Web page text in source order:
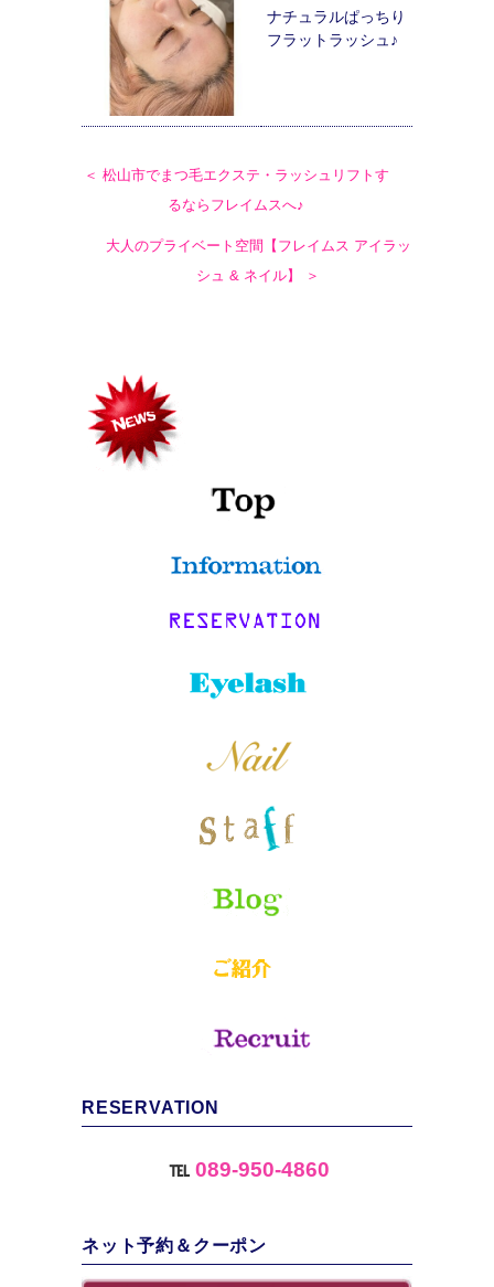
ナチュラルぱっちり
フラットラッシュ♪
＜ 松山市でまつ毛エクステ・ラッシュリフトす
るならフレイムスへ♪
大人のプライベート空間【フレイムス アイラッ
シュ & ネイル】 ＞
RESERVATION
℡ 089-950-4860
ネット予約＆クーポン